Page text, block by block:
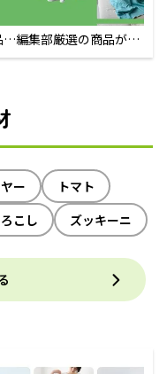
…編集部厳選の商品が買
ー
トマト
こし ズッキーニ